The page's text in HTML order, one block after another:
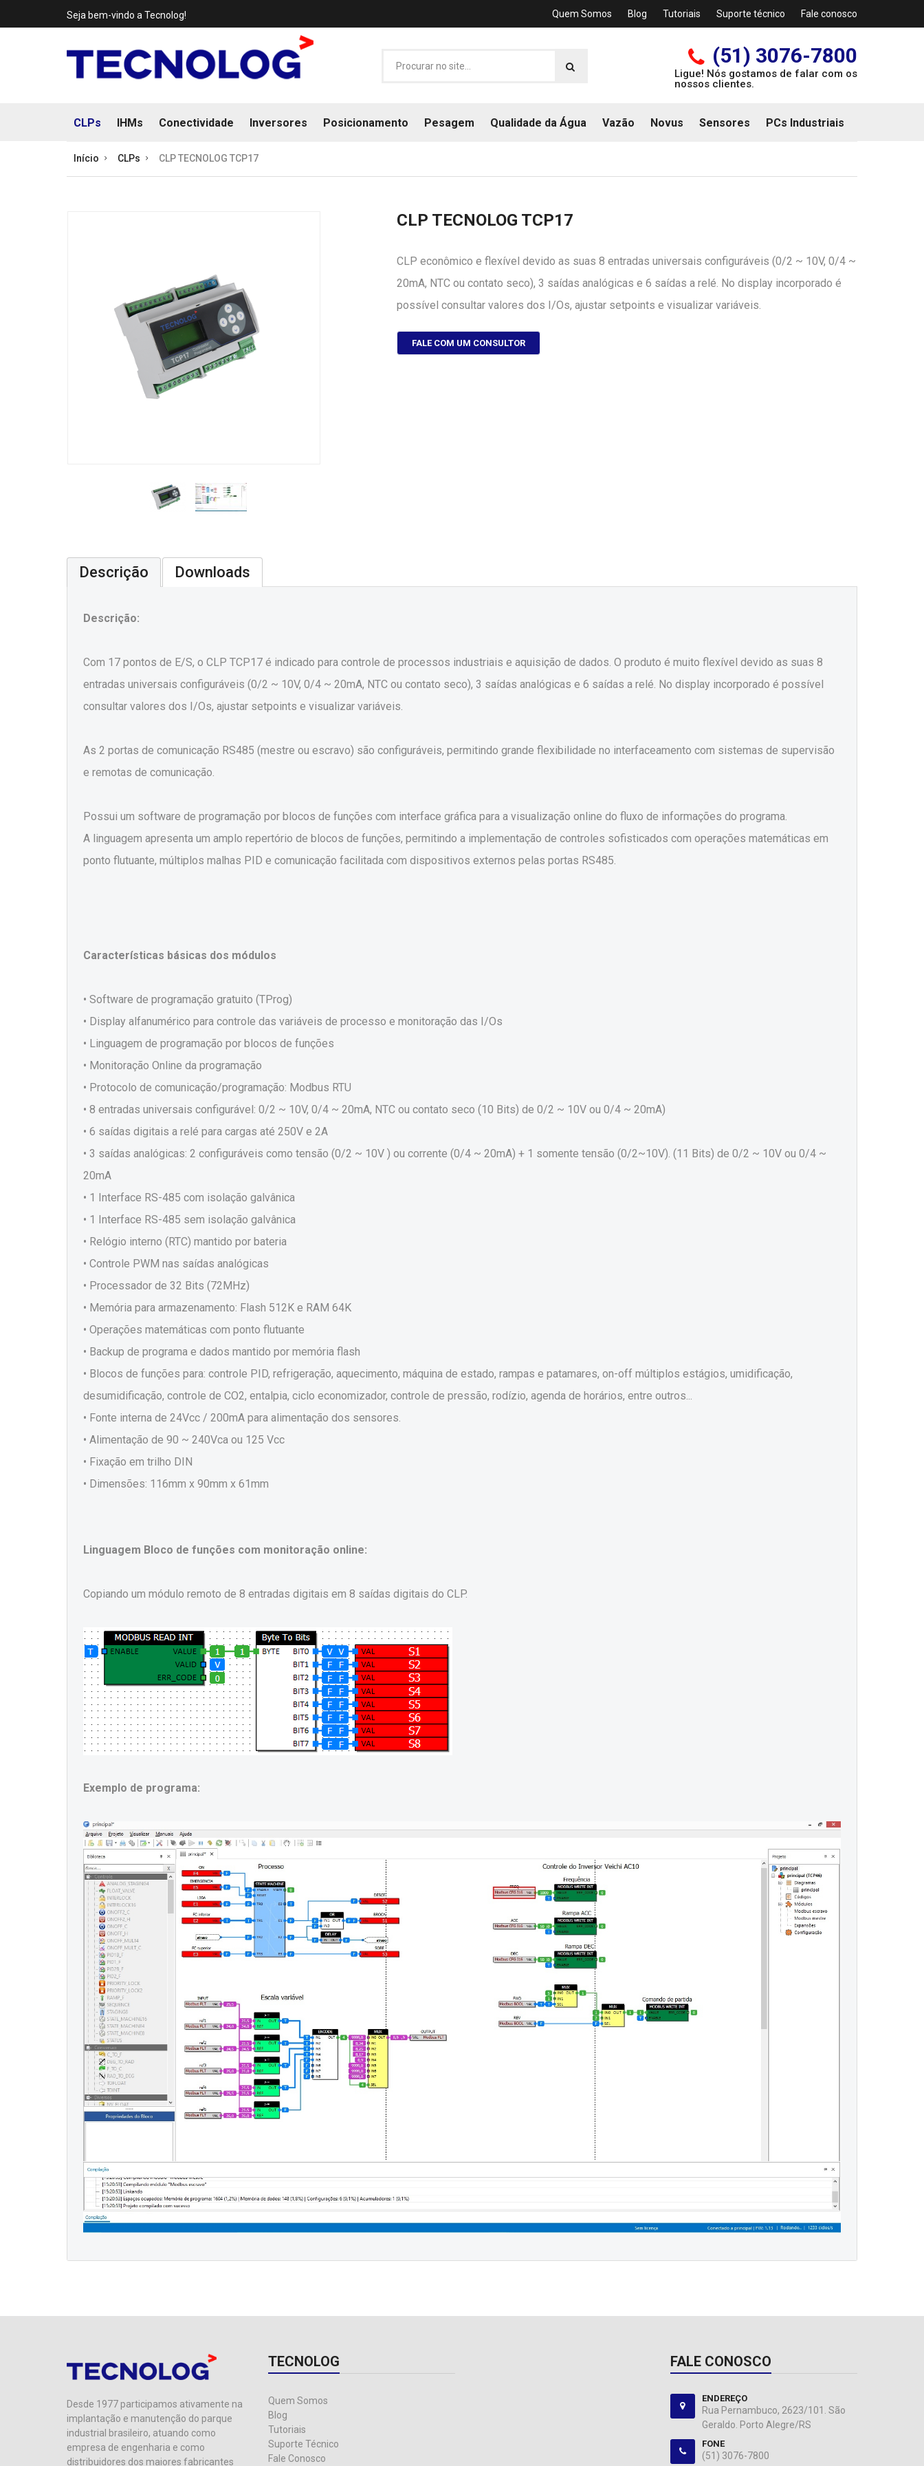
Seja bem-vindo a Tecnolog! Quem Somos Blog Tutoriais Suporte técnico Fale conosco
(51) 3076-7800
Ligue! Nós gostamos de falar com os
nossos clientes.
CLPs IHMs Conectividade Inversores Posicionamento Pesagem Qualidade da Água Vazão Novus Sensores PCs Industriais
Início CLPs CLP TECNOLOG TCP17
CLP TECNOLOG TCP17
CLP econômico e flexível devido as suas 8 entradas universais configuráveis (0/2 ~ 10V, 0/4 ~
20mA, NTC ou contato seco), 3 saídas analógicas e 6 saídas a relé. No display incorporado é
possível consultar valores dos I/Os, ajustar setpoints e visualizar variáveis.
FALE COM UM CONSULTOR
Descrição Downloads
Descrição:
Com 17 pontos de E/S, o CLP TCP17 é indicado para controle de processos industriais e aquisição de dados. O produto é muito flexível devido as suas 8
entradas universais configuráveis (0/2 ~ 10V, 0/4 ~ 20mA, NTC ou contato seco), 3 saídas analógicas e 6 saídas a relé. No display incorporado é possível
consultar valores dos I/Os, ajustar setpoints e visualizar variáveis.
As 2 portas de comunicação RS485 (mestre ou escravo) são configuráveis, permitindo grande flexibilidade no interfaceamento com sistemas de supervisão
e remotas de comunicação.
Possui um software de programação por blocos de funções com interface gráfica para a visualização online do fluxo de informações do programa.
A linguagem apresenta um amplo repertório de blocos de funções, permitindo a implementação de controles sofisticados com operações matemáticas em
ponto flutuante, múltiplos malhas PID e comunicação facilitada com dispositivos externos pelas portas RS485.
Características básicas dos módulos
• Software de programação gratuito (TProg)
• Display alfanumérico para controle das variáveis de processo e monitoração das I/Os
• Linguagem de programação por blocos de funções
• Monitoração Online da programação
• Protocolo de comunicação/programação: Modbus RTU
• 8 entradas universais configurável: 0/2 ~ 10V, 0/4 ~ 20mA, NTC ou contato seco (10 Bits) de 0/2 ~ 10V ou 0/4 ~ 20mA)
• 6 saídas digitais a relé para cargas até 250V e 2A
• 3 saídas analógicas: 2 configuráveis como tensão (0/2 ~ 10V ) ou corrente (0/4 ~ 20mA) + 1 somente tensão (0/2~10V). (11 Bits) de 0/2 ~ 10V ou 0/4 ~
20mA
• 1 Interface RS-485 com isolação galvânica
• 1 Interface RS-485 sem isolação galvânica
• Relógio interno (RTC) mantido por bateria
• Controle PWM nas saídas analógicas
• Processador de 32 Bits (72MHz)
• Memória para armazenamento: Flash 512K e RAM 64K
• Operações matemáticas com ponto flutuante
• Backup de programa e dados mantido por memória flash
• Blocos de funções para: controle PID, refrigeração, aquecimento, máquina de estado, rampas e patamares, on-off múltiplos estágios, umidificação,
desumidificação, controle de CO2, entalpia, ciclo economizador, controle de pressão, rodízio, agenda de horários, entre outros...
• Fonte interna de 24Vcc / 200mA para alimentação dos sensores.
• Alimentação de 90 ~ 240Vca ou 125 Vcc
• Fixação em trilho DIN
• Dimensões: 116mm x 90mm x 61mm
Linguagem Bloco de funções com monitoração online:
Copiando um módulo remoto de 8 entradas digitais em 8 saídas digitais do CLP.
Exemplo de programa:
Desde 1977 participamos ativamente na
implantação e manutenção do parque
industrial brasileiro, atuando como
empresa de engenharia e como
distribuidores dos maiores fabricantes
TECNOLOG
Quem Somos
Blog
Tutoriais
Suporte Técnico
Fale Conosco
FALE CONOSCO
ENDEREÇO
Rua Pernambuco, 2623/101. São
Geraldo. Porto Alegre/RS
FONE
(51) 3076-7800